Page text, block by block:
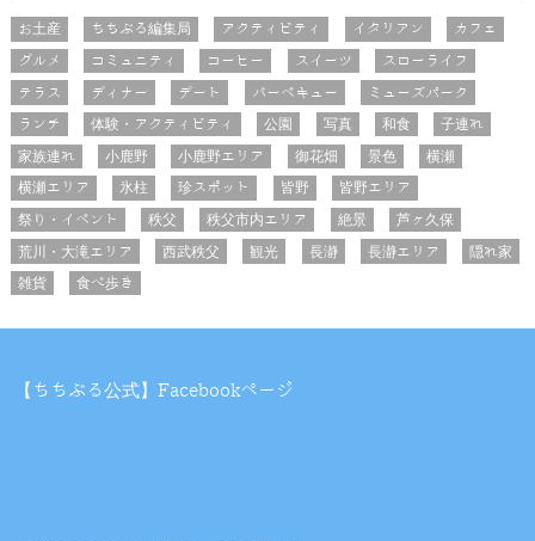
お土産 ちちぶる編集局 アクティビティ イタリアン
カフェ
グルメ
コミュニティ コーヒー スイーツ
スローライフ
テラス
ディナー デート バーベキュー
ミューズパーク
ランチ
体験・アクティビティ 公園 写真 和食
子連れ
家族連れ
小鹿野 小鹿野エリア 御花畑 景色
横瀬
横瀬エリア
氷柱 珍スポット 皆野
皆野エリア
祭り・イベント
秩父 秩父市内エリア 絶景
芦ヶ久保
荒川・大滝エリア
西武秩父 観光 長瀞 長瀞エリア
隠れ家
雑貨
食べ歩き
【ちちぶる公式】Facebookページ